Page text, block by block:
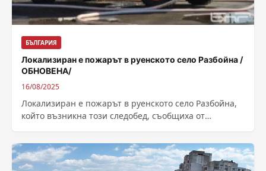
БЪЛГАРИЯ
Локализиран е пожарът в руенското село Разбойна /
ОБНОВЕНА/
16/08/2025
Локализиран е пожарът в руенското село Разбойна,
който възникна този следобед, съобщиха от
последните огнища, съвсем...